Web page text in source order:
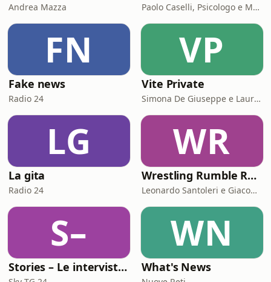
Andrea Mazza Paolo Caselli, Psicologo e Mental Trainer
FN
Fake news
Radio 24
VP
Vite Private
Simona De Giuseppe e Laura Marinaro
LG
La gita
Radio 24
WR
Wrestling Rumble Room Podcast
Leonardo Santoleri e Giacomo Toniaccini
S–
Stories – Le interviste di Omar Schillaci
WN
What's News